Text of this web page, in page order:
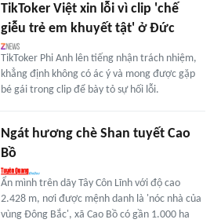
TikToker Việt xin lỗi vì clip 'chế
giễu trẻ em khuyết tật' ở Đức
TikToker Phi Anh lên tiếng nhận trách nhiệm,
khẳng định không có ác ý và mong được gặp
bé gái trong clip để bày tỏ sự hối lỗi.
Ngát hương chè Shan tuyết Cao
Bồ
Ẩn mình trên dãy Tây Côn Lĩnh với độ cao
2.428 m, nơi được mệnh danh là 'nóc nhà của
vùng Đông Bắc', xã Cao Bồ có gần 1.000 ha